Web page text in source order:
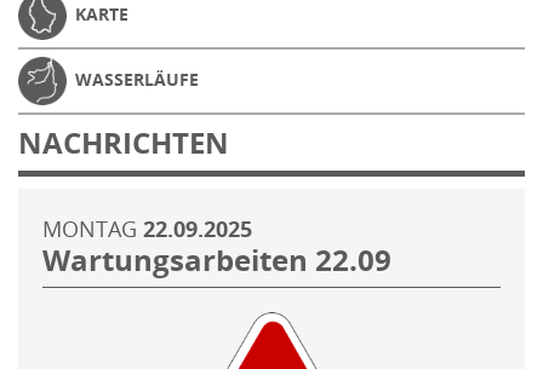
KARTE
WASSERLÄUFE
NACHRICHTEN
MONTAG 22.09.2025
Wartungsarbeiten 22.09